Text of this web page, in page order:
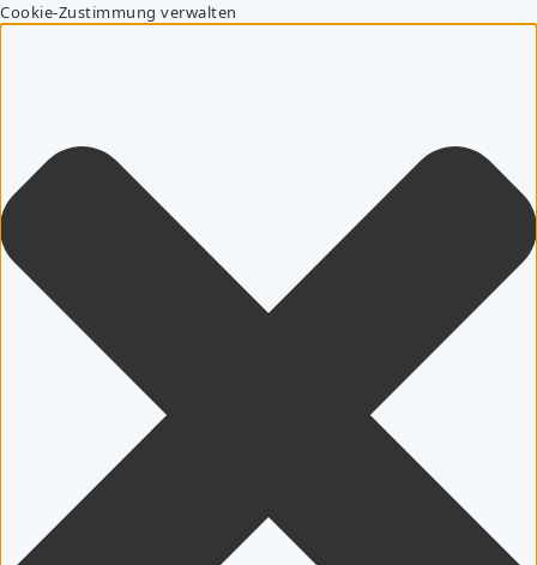
Cookie-Zustimmung verwalten